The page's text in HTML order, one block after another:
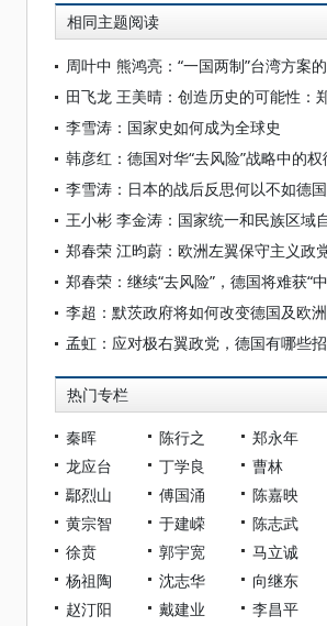
相同主题阅读
李雪涛：国家史如何成为全球史
李超：默茨政府将如何改变德国及欧洲
热门专栏
秦晖 陈行之
郑永年
龙应台
丁学良
曹林
鄢烈山
傅国涌
陈嘉映
黄宗智
于建嵘
陈志武
徐贲
郭宇宽
马立诚
杨祖陶
沈志华
向继东
赵汀阳
戴建业
李昌平